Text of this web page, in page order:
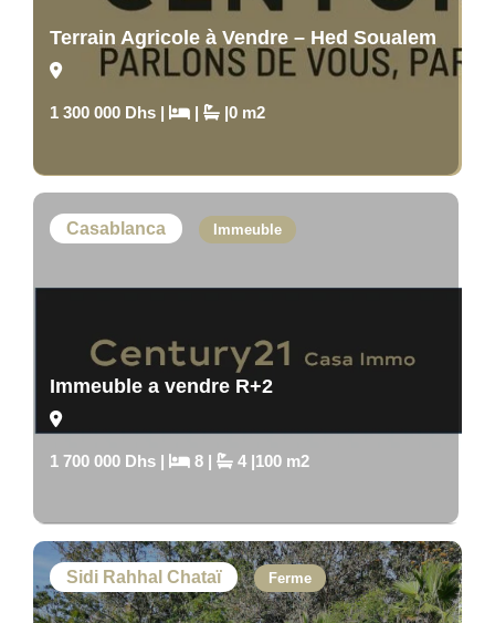
Terrain Agricole à Vendre – Hed Soualem
1 300 000 Dhs | | |0 m2
Casablanca Immeuble
Immeuble a vendre R+2
1 700 000 Dhs | 8 | 4 |100 m2
Sidi Rahhal Chataï Ferme